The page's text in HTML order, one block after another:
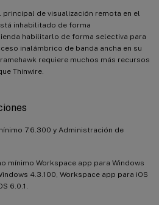
principal de visualización remota en el
inhabilitado de forma
habilitarlo de forma selectiva para
inalámbrico de banda ancha en su
requiere muchos más recursos
Thinwire.
7.6.300 y Administración de
mínimo Workspace app para Windows
4.3.100, Workspace app para iOS
6.0.1.